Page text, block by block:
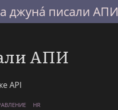
джунá писали АПИ
АПИ
API
HR